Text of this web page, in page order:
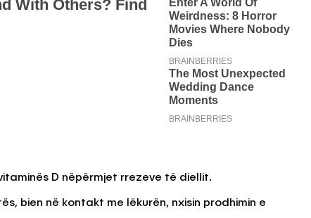
D nëpërmjet rrezeve të diellit.
bien në kontakt me lëkurën, nxisin prodhimin e